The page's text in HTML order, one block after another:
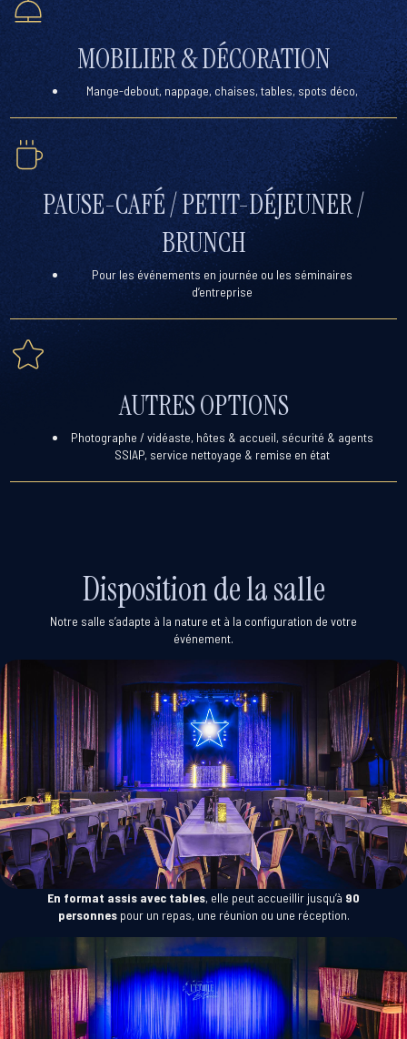
MOBILIER & DÉCORATION
Mange-debout, nappage, chaises, tables, spots déco,
PAUSE-CAFÉ / PETIT-DÉJEUNER /
BRUNCH
Pour les événements en journée ou les séminaires
d’entreprise
AUTRES OPTIONS
Photographe / vidéaste, hôtes & accueil, sécurité & agents
SSIAP, service nettoyage & remise en état
Disposition de la salle
Notre salle s’adapte à la nature et à la configuration de votre
événement.
En format assis avec tables, elle peut accueillir jusqu’à 90
personnespour un repas, une réunion ou une réception.